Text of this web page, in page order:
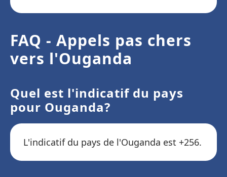
FAQ - Appels pas chers
vers l'Ouganda
Quel est l'indicatif du pays
pour Ouganda?
L'indicatif du pays de l'Ouganda est +256.